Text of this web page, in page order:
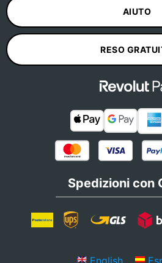
AIUTO
RESO
Spedizioni con